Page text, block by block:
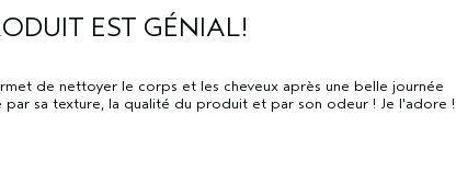
EST GÉNIAL!
de nettoyer le corps et les cheveux après une belle journée
par sa texture, la qualité du produit et par son odeur ! Je l'adore !